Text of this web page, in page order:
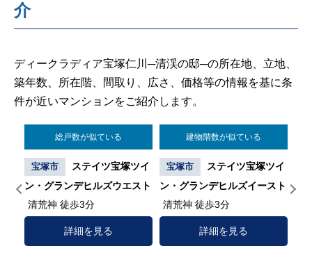
介
ディークラディア宝塚仁川─清渓の邸─の所在地、立地、
築年数、所在階、間取り、広さ、価格等の情報を基に条
件が近いマンションをご紹介します。
総戸数が似ている
宝塚市
ステイツ宝塚ツイ
ン・グランデヒルズウエスト
清荒神 徒歩3分
詳細を見る
建物階数が似ている
宝塚市
ステイツ宝塚ツイ
ン・グランデヒルズイースト
清荒神 徒歩3分
詳細を見る
ス